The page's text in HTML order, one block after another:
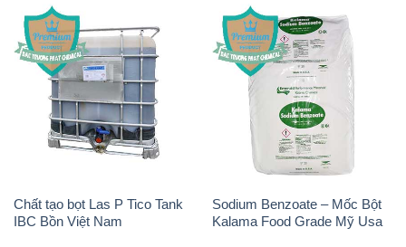
Chất tạo bọt Las P Tico Tank
IBC Bồn Việt Nam
Sodium Benzoate – Mốc Bột
Kalama Food Grade Mỹ Usa